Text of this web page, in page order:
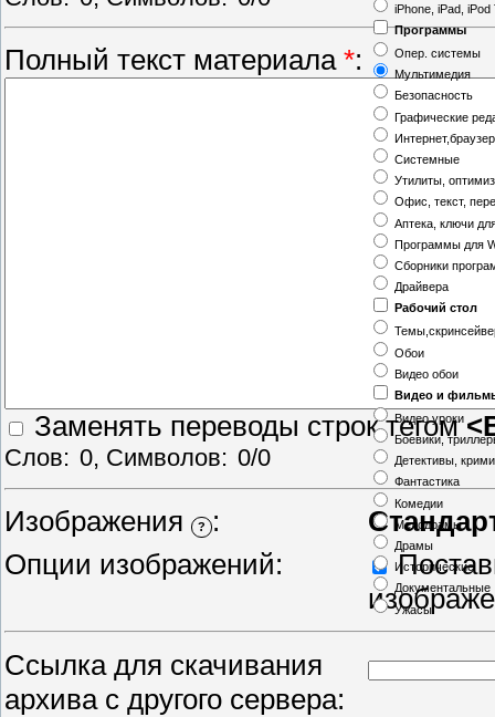
iPhone, iPad, iPod
Программы
Опер. системы
Мультимедия
Безопасность
Графические
Системные
Утилиты,
Офис, текст,
Аптека, ключи
Программы для
Сборники
Драйвера
Рабочий стол
Обои
Видео обои
Видео и
Видео уроки
Боевики,
Детективы,
Фантастика
Комедии
Мелодрамы
Драмы
Исторические
Документальные
Ужасы
Полный текст материала *:
Заменять переводы строк тегом
Слов: 0, Символов: 0/0
Изображения ? :
Опции изображений:
Ссылка для скачивания
архива с другого сервера: